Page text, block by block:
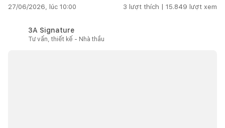
27/06/2026, lúc 10:00 3 lượt thích | 15.849 lượt xem
3A Signature
Tư vấn, thiết kế - Nhà thầu